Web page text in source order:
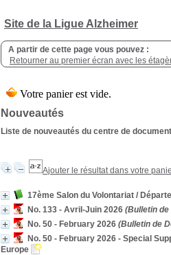
Site de la Ligue Alzheimer
A partir de cette page vous pouvez :
Retourner au premier écran avec les
Nouveautés
Liste de nouveautés du centre de
Ajouter le résultat dans votre
17ème Salon du Volontariat /
No. 133 - Avril-Juin 2026 (Bulletin
No. 50 - February 2026 (Bulletin de
No. 50 - February 2026 - Special
Europe